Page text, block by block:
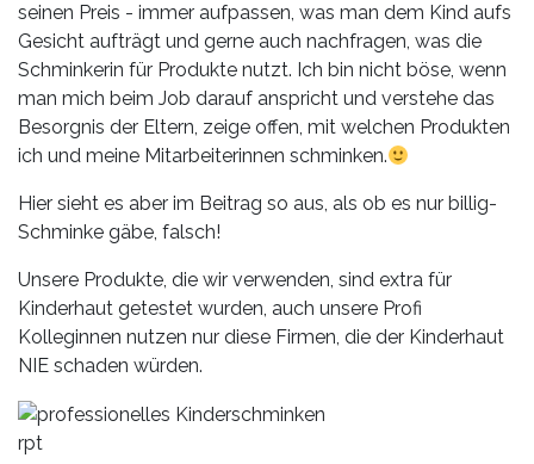
seinen Preis - immer aufpassen, was man dem Kind aufs
Gesicht aufträgt und gerne auch nachfragen, was die
Schminkerin für Produkte nutzt. Ich bin nicht böse, wenn
man mich beim Job darauf anspricht und verstehe das
Besorgnis der Eltern, zeige offen, mit welchen Produkten
ich und meine Mitarbeiterinnen schminken.
Hier sieht es aber im Beitrag so aus, als ob es nur billig-
Schminke gäbe, falsch!
Unsere Produkte, die wir verwenden, sind extra für
Kinderhaut getestet wurden, auch unsere Profi
Kolleginnen nutzen nur diese Firmen, die der Kinderhaut
NIE schaden würden.
rpt